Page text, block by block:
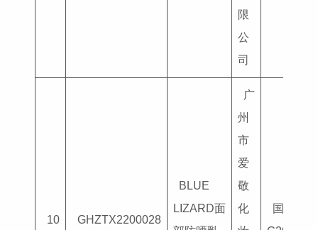
限
公
司
10 GHZTX2200028
BLUE
LIZARD面
广
州
市
爱
敬
化
国妆特字